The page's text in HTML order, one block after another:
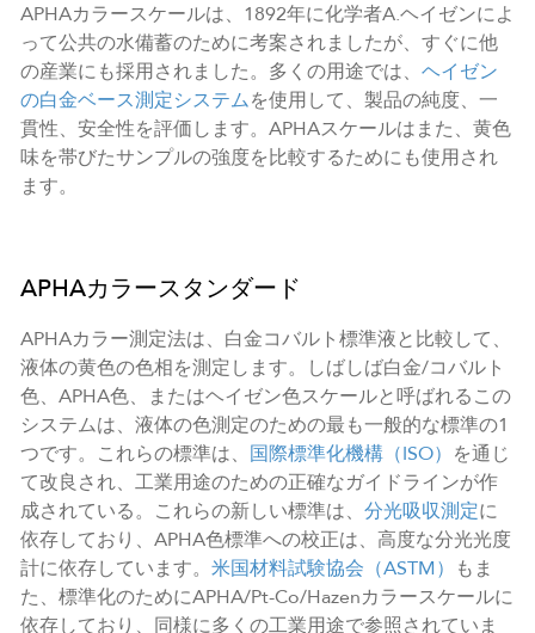
APHAカラースケールは、1892年に化学者A.ヘイゼンによ
って公共の水備蓄のために考案されましたが、すぐに他
の産業にも採用されました。多くの用途では、 ヘイゼン
の白金ベース測定システムを使用して、製品の純度、一
貫性、安全性を評価します。APHAスケールはまた、黄色
味を帯びたサンプルの強度を比較するためにも使用され
ます。
APHAカラースタンダード
APHAカラー測定法は、白金コバルト標準液と比較して、
液体の黄色の色相を測定します。しばしば白金/コバルト
色、APHA色、またはヘイゼン色スケールと呼ばれるこの
システムは、液体の色測定のための最も一般的な標準の1
つです。これらの標準は、 国際標準化機構（ISO） を通じ
て改良され、工業用途のための正確なガイドラインが作
成されている。これらの新しい標準は、 分光吸収測定に
依存しており、APHA色標準への校正は、高度な分光光度
計に依存しています。 米国材料試験協会（ASTM） もま
た、標準化のためにAPHA/Pt-Co/Hazenカラースケールに
依存しており、同様に多くの工業用途で参照されていま